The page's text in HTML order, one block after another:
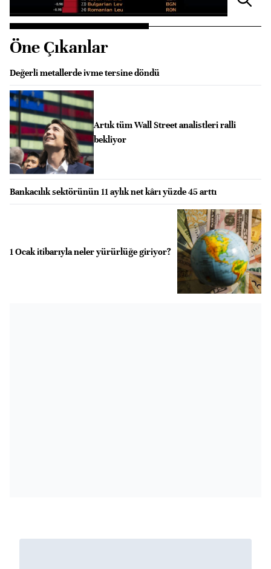
Öne Çıkanlar
Değerli metallerde ivme tersine döndü
Artık tüm Wall Street analistleri ralli
bekliyor
Bankacılık sektörünün 11 aylık net kârı yüzde 45 arttı
1 Ocak itibarıyla neler yürürlüğe giriyor?